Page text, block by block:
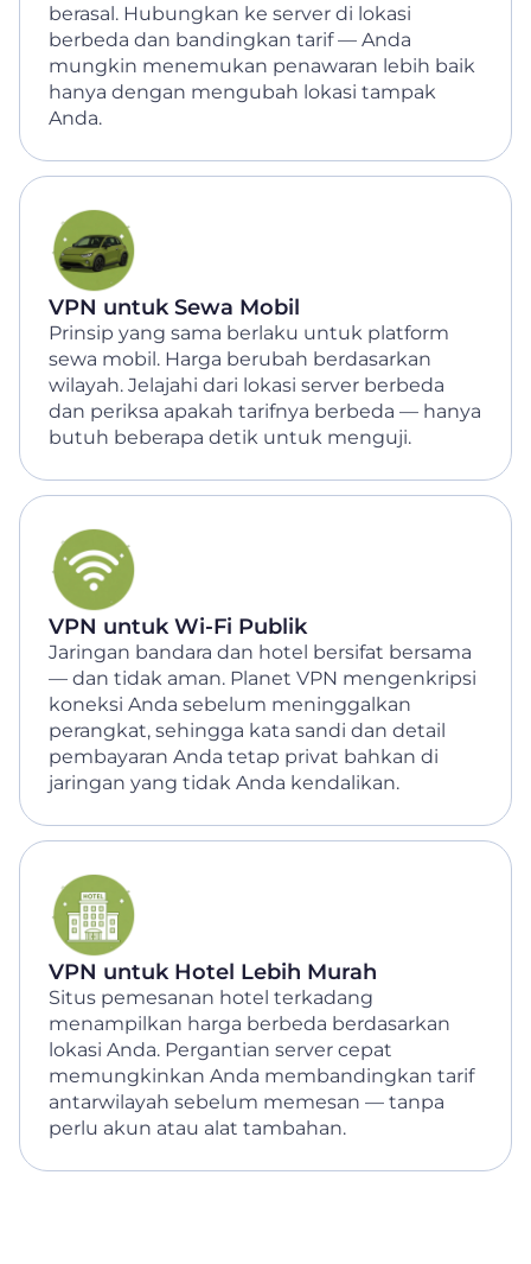
berasal. Hubungkan ke server di lokasi
berbeda dan bandingkan tarif — Anda
mungkin menemukan penawaran lebih baik
hanya dengan mengubah lokasi tampak
Anda.
VPN untuk Sewa Mobil
Prinsip yang sama berlaku untuk platform
sewa mobil. Harga berubah berdasarkan
wilayah. Jelajahi dari lokasi server berbeda
dan periksa apakah tarifnya berbeda — hanya
butuh beberapa detik untuk menguji.
VPN untuk Wi-Fi Publik
Jaringan bandara dan hotel bersifat bersama
— dan tidak aman. Planet VPN mengenkripsi
koneksi Anda sebelum meninggalkan
perangkat, sehingga kata sandi dan detail
pembayaran Anda tetap privat bahkan di
jaringan yang tidak Anda kendalikan.
VPN untuk Hotel Lebih Murah
Situs pemesanan hotel terkadang
menampilkan harga berbeda berdasarkan
lokasi Anda. Pergantian server cepat
memungkinkan Anda membandingkan tarif
antarwilayah sebelum memesan — tanpa
perlu akun atau alat tambahan.